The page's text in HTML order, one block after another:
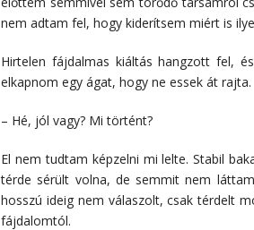
nem adtam fel, hogy kiderítsem miért is
Hirtelen fájdalmas kiáltás hangzott fel,
elkapnom egy ágat, hogy ne essek át rajta.
– Hé, jól vagy? Mi történt?
El nem tudtam képzelni mi lelte. Stabil
térde sérült volna, de semmit nem
hosszú ideig nem válaszolt, csak térdelt
fájdalomtól.